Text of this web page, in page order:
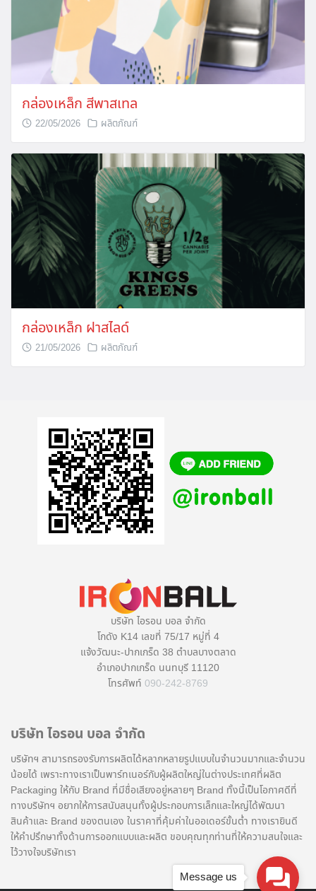
กล่องเหล็ก สีพาสเทล
22/05/2026 ผลิตภัณฑ์
กล่องเหล็ก ฝาสไลด์
21/05/2026 ผลิตภัณฑ์
บริษัท ไอรอน บอล จำกัด
โกดัง K14 เลขที่ 75/17 หมู่ที่ 4
แจ้งวัฒนะ-ปากเกร็ด 38 ตำบลบางตลาด
อำเภอปากเกร็ด นนทบุรี 11120
โทรศัพท์ 090-242-8769
บริษัท ไอรอน บอล จำกัด
บริษัทฯ สามารถรองรับการผลิตได้หลากหลายรูปแบบในจำนวนมากและจำนวน
น้อยได้ เพราะทางเราเป็นพาร์ทเนอร์กับผู้ผลิตใหญ่ในต่างประเทศที่ผลิต
Packaging ให้กับ Brand ที่มีชื่อเสียงอยู่หลายๆ Brand ทั้งนี้เป็นโอกาศดีที่
ทางบริษัทฯ อยากให้การสนับสนุนทั้งผู้ประกอบการเล็กและใหญ่ได้พัฒนา
สินค้าและ Brand ของตนเอง ในราคาที่คุ้มค่าในออเดอร์ขั้นต่ำ ทางเรายินดี
ให้คำปรึกษาทั้งด้านการออกแบบและผลิต ขอบคุณทุกท่านที่ให้ความสนใจและ
ไว้วางใจบริษัทเรา
Message us